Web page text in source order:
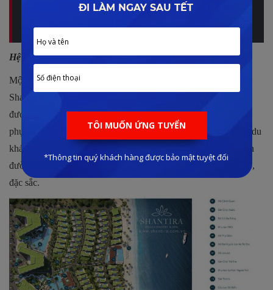
đội ngũ Lê Đình Phong, xem ngay bài viết:
HỘI AN
Hệ thống tiện ích 5 sao đẳng cấp tiêu chuẩn quốc tế
Một trong những lý do làm nên sức hút của dự án nghỉ dưỡng
Shantira Hội An là hệ thống tiện ích nội khu đẳng cấp đỉnh cao
được chủ đầu tư mạnh tay đầu tư bên trong dự án, không chỉ
phục vụ tốt cho nhu cầu an cư, nghỉ dưỡng của khách hàng và du
khách mà còn mở ra nhiều trải nghiệm khám phá thú vị, là thiên
đường hạ thế đích thực với các hạng mục nghỉ dưỡng đẳng cấp,
đặc sắc.